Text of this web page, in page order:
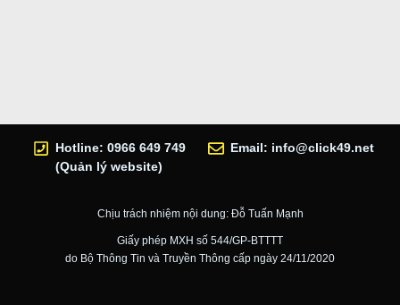
Hotline: 0966 649 749
(Quản lý website)
Email: info@click49.net
Chịu trách nhiệm nội dung: Đỗ Tuấn Mạnh
Giấy phép MXH số 544/GP-BTTTT
do Bộ Thông Tin và Truyền Thông cấp ngày 24/11/2020